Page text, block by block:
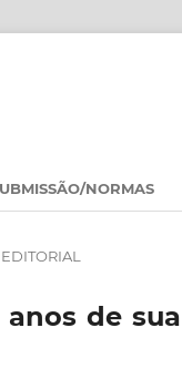
NORMAS
EDITORIAL
de sua